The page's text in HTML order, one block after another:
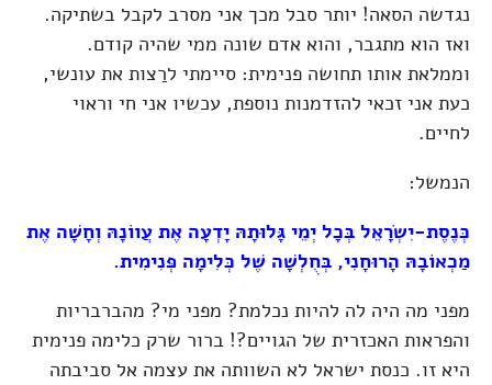
נגדשה הסאה! יותר סבל מכך אני מסרב לקבל בשתיקה.
ואז הוא מתגבר, והוא אדם שונה ממי שהיה קודם.
וממלאת אותו תחושה פנימית: סיימתי לרַצות את עונשי,
כעת אני זכאי להזדמנות נוספת, עכשיו אני חי וראוי
לחיים.
הנמשל:
כְּנֶסֶת-יִשְׂרָאֵל בְּכָל יְמֵי גָּלוּתָהּ יָדְעָה אֶת עֲווֹנָהּ וְחָשָׁה אֶת
מַכְאוֹבָהּ הָרוּחָנִי, בְּחֻלְשָׁה שֶׁל כְּלִימָה פְּנִימִית.
מפני מה היה לה להיות נכלמת? מפני מי? מהברבריות
והפראות האכזרית של הגויים?! ברור שרק כלימה פנימית
היא זו. כנסת ישראל לא השוותה את עצמה אל סביבתה